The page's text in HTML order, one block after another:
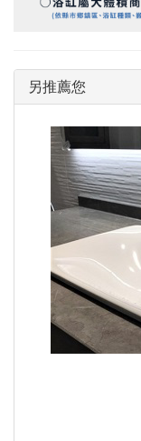
另推薦您